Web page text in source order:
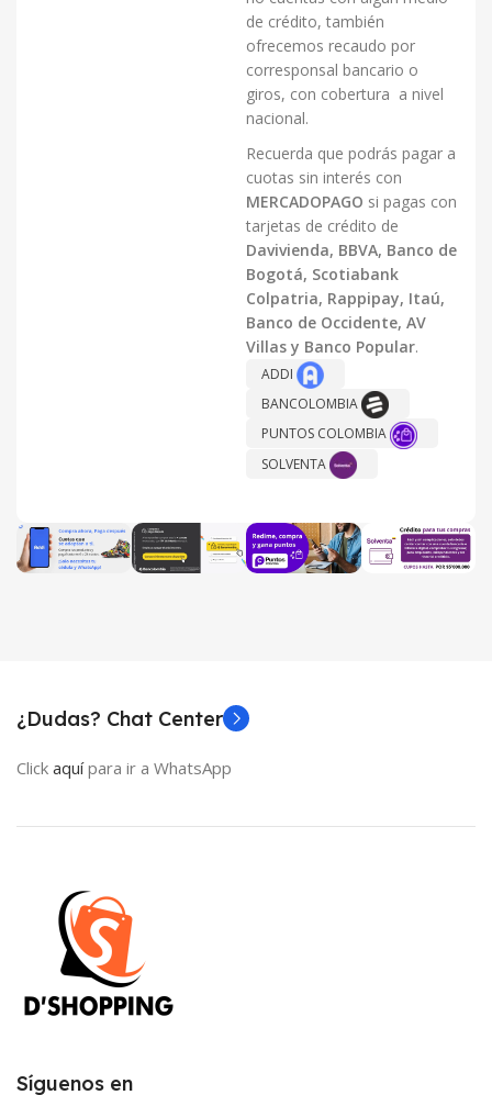
de crédito, también
ofrecemos recaudo por
corresponsal bancario o
giros, con cobertura a nivel
nacional.
Recuerda que podrás pagar a
cuotas sin interés con
MERCADOPAGO si pagas con
tarjetas de crédito de
Davivienda, BBVA, Banco de
Bogotá, Scotiabank
Colpatria, Rappipay, Itaú,
Banco de Occidente, AV
Villas y Banco Popular.
ADDI
BANCOLOMBIA
PUNTOS COLOMBIA
SOLVENTA
¿Dudas? Chat Center
Click aquípara ir a WhatsApp
Síguenos en